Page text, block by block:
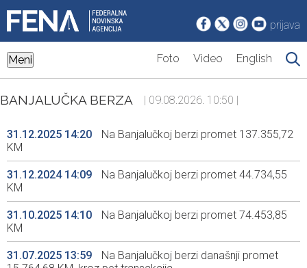
prijava
Meni Foto Video English
BANJALUČKA BERZA | 09.08.2026. 10:50 |
31.12.2025 14:20
Na Banjalučkoj berzi promet 137.355,72
KM
31.12.2024 14:09
Na Banjalučkoj berzi promet 44.734,55
KM
31.10.2025 14:10
Na Banjalučkoj berzi promet 74.453,85
KM
31.07.2025 13:59
Na Banjalučkoj berzi današnji promet